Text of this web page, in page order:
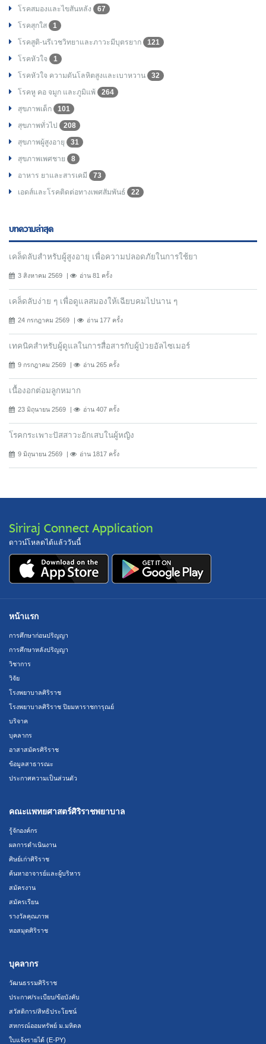
โรคสมองและไขสันหลัง
67
โรคสุกใส
1
โรคสูติ-นรีเวชวิทยาและภาวะมีบุตรยาก
121
โรคหัวใจ
1
โรคหัวใจ ความดันโลหิตสูงและเบาหวาน
32
โรคหู คอ จมูก และภูมิแพ้
264
สุขภาพเด็ก
101
สุขภาพทั่วไป
208
สุขภาพผู้สูงอายุ
31
สุขภาพเพศชาย
8
อาหาร ยาและสารเคมี
73
เอดส์และโรคติดต่อทางเพศสัมพันธ์
22
บทความล่าสุด
เคล็ดลับสำหรับผู้สูงอายุ เพื่อความปลอดภัยในการใช้ยา
3 สิงหาคม 2569 อ่าน 81 ครั้ง
เคล็ดลับง่าย ๆ เพื่อดูแลสมองให้เฉียบคมไปนาน ๆ
24 กรกฎาคม 2569 อ่าน 177 ครั้ง
เทคนิคสำหรับผู้ดูแลในการสื่อสารกับผู้ป่วยอัลไซเมอร์
9 กรกฎาคม 2569 อ่าน 265 ครั้ง
เนื้องอกต่อมลูกหมาก
23 มิถุนายน 2569 อ่าน 407 ครั้ง
โรคกระเพาะปัสสาวะอักเสบในผู้หญิง
9 มิถุนายน 2569 อ่าน 1817 ครั้ง
Siriraj Connect Application
ดาวน์โหลดได้แล้ววันนี้
หน้าแรก
การศึกษาก่อนปริญญา
การศึกษาหลังปริญญา
วิชาการ
วิจัย
โรงพยาบาลศิริราช
โรงพยาบาลศิริราช ปิยมหาราชการุณย์
บริจาค
บุคลากร
อาสาสมัครศิริราช
ข้อมูลสาธารณะ
ประกาศความเป็นส่วนตัว
คณะแพทยศาสตร์ศิริราชพยาบาล
รู้จักองค์กร
ผลการดำเนินงาน
ศิษย์เก่าศิริราช
ค้นหาอาจารย์และผู้บริหาร
สมัครงาน
สมัครเรียน
รางวัลคุณภาพ
หอสมุดศิริราช
บุคลากร
วัฒนธรรมศิริราช
ประกาศ/ระเบียบ/ข้อบังคับ
สวัสดิการ/สิทธิประโยชน์
สหกรณ์ออมทรัพย์ ม.มหิดล
ใบแจ้งรายได้ (E-PY)